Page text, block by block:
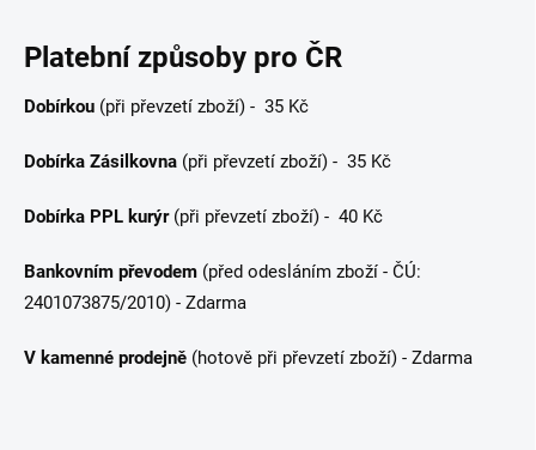
Platební způsoby pro ČR
Dobírkou (při převzetí zboží) - 35 Kč
Dobírka Zásilkovna (při převzetí zboží) - 35 Kč
Dobírka PPL kurýr (při převzetí zboží) - 40 Kč
Bankovním převodem (před odesláním zboží - ČÚ:
2401073875/2010) - Zdarma
V kamenné prodejně (hotově při převzetí zboží) - Zdarma